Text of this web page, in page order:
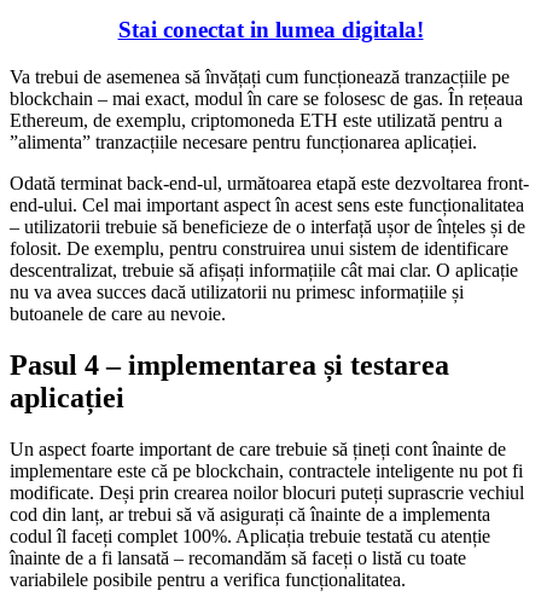
Stai conectat in lumea digitala!
Va trebui de asemenea să învățați cum funcționează tranzacțiile pe
blockchain – mai exact, modul în care se folosesc de gas. În rețeaua
Ethereum, de exemplu, criptomoneda ETH este utilizată pentru a
”alimenta” tranzacțiile necesare pentru funcționarea aplicației.
Odată terminat back-end-ul, următoarea etapă este dezvoltarea front-
end-ului. Cel mai important aspect în acest sens este funcționalitatea
– utilizatorii trebuie să beneficieze de o interfață ușor de înțeles și de
folosit. De exemplu, pentru construirea unui sistem de identificare
descentralizat, trebuie să afișați informațiile cât mai clar. O aplicație
nu va avea succes dacă utilizatorii nu primesc informațiile și
butoanele de care au nevoie.
Pasul 4 – implementarea și testarea
aplicației
Un aspect foarte important de care trebuie să țineți cont înainte de
implementare este că pe blockchain, contractele inteligente nu pot fi
modificate. Deși prin crearea noilor blocuri puteți suprascrie vechiul
cod din lanț, ar trebui să vă asigurați că înainte de a implementa
codul îl faceți complet 100%. Aplicația trebuie testată cu atenție
înainte de a fi lansată – recomandăm să faceți o listă cu toate
variabilele posibile pentru a verifica funcționalitatea.